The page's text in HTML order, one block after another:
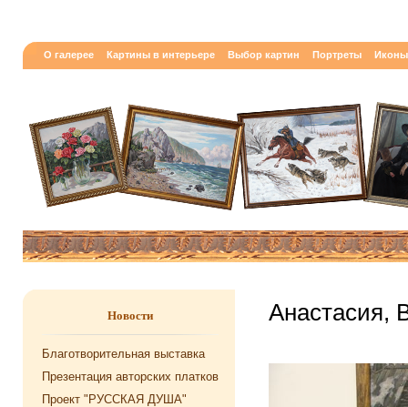
О галерее Картины в интерьере Выбор картин Портреты Иконы
Новости
Благотворительная выставка
Презентация авторских платков
Проект "РУССКАЯ ДУША"
Анастасия,